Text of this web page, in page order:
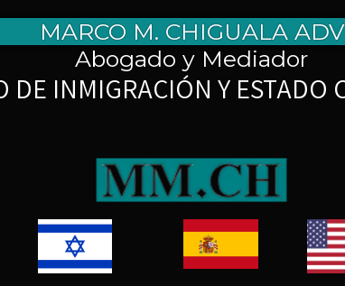
MARCO M. CHIGUALA ADV
Abogado y Mediador
DE